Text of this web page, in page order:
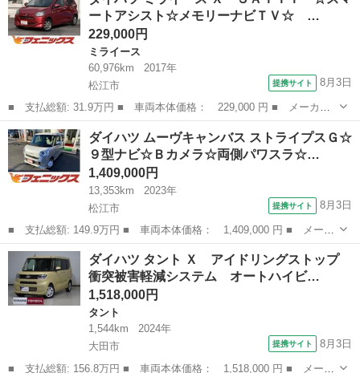
ト ＣＶＴ ミュ...ートアシスト☆メモリーナビＴＶ☆ …
229,000円
ミライース
60,976km
2017年
松江市
提携サイト 8月3日
■ 支払総額: 31.9万円 ■ 車両本体価格： 229,000 円 ■ メーカー
名： ダイハツ ■ 車種名： ミライース ■ グレード名： Ｘ Ｓ
ＡＩＩＩ ☆スマートアシスト☆メモリーナビＴＶ☆ メモリーナビ
ＴＶ☆スマー...
島根 松江市 ミライース
ダイハツ ムーヴキャンバス ストライプスＧ☆
９型ナビ☆Ｂカメラ☆両側パワスラ☆…
1,409,000円
13,353km
2023年
松江市
提携サイト 8月3日
■ 支払総額: 149.9万円 ■ 車両本体価格： 1,409,000 円 ■ メーカ
ー名： ダイハツ ■ 車種名： ムーヴキャンバス ■ グレード
名： ストライプスＧ☆９型ナビ☆Ｂカメラ☆両側パワスラ☆試乗Ｏ
Ｋ☆ ９イン...
島根 松江市 ダイハツ
ダイハツ タント Ｘ アイドリングストップ
衝突被害軽減システム オートハイビ…
1,518,000円
タント
1,544km
2024年
大田市
提携サイト 8月3日
■ 支払総額: 156.8万円 ■ 車両本体価格： 1,518,000 円 ■ メーカ